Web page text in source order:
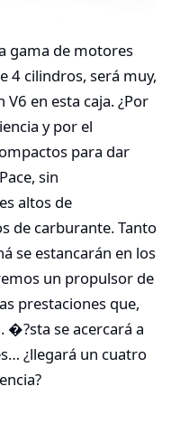
gama de motores
4 cilindros, será muy,
en esta caja. ¿Por
y por el
para dar
sin
altos de
de carburante. Tanto
se estancarán en los
un propulsor de
prestaciones que,
�?sta se acercará a
¿llegará un cuatro